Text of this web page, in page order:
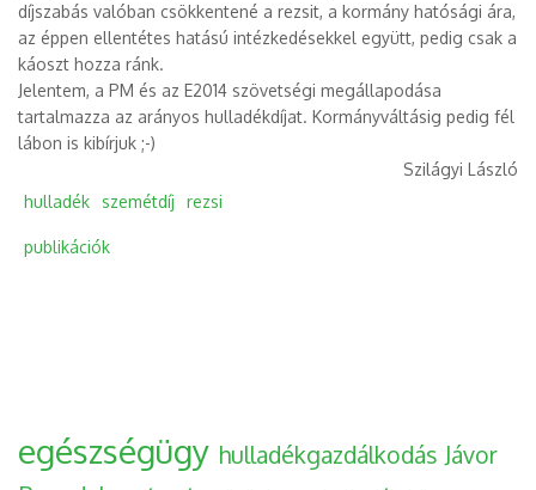
díjszabás valóban csökkentené a rezsit, a kormány hatósági ára,
az éppen ellentétes hatású intézkedésekkel együtt, pedig csak a
káoszt hozza ránk.
Jelentem, a PM és az E2014 szövetségi megállapodása
tartalmazza az arányos hulladékdíjat. Kormányváltásig pedig fél
lábon is kibírjuk ;-)
Szilágyi László
hulladék szemétdíj rezsi
publikációk
egészségügy hulladékgazdálkodás Jávor